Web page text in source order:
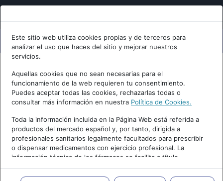
Este sitio web utiliza cookies propias y de terceros para
analizar el uso que haces del sitio y mejorar nuestros
servicios.
Aquellas cookies que no sean necesarias para el
funcionamiento de la web requieren tu consentimiento.
Puedes aceptar todas las cookies, rechazarlas todas o
consultar más información en nuestra Política de Cookies.
Toda la información incluida en la Página Web está referida a
productos del mercado español y, por tanto, dirigida a
profesionales sanitarios legalmente facultados para prescribir
o dispensar medicamentos con ejercicio profesional. La
información técnica de los fármacos se facilita a título
meramente informativo, siendo responsabilidad de los
profesionales facultados prescribir medicamentos y decidir, en